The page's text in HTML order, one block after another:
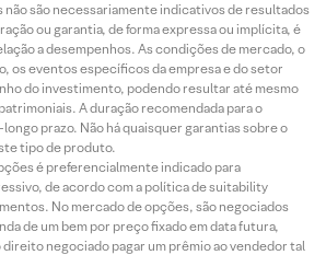
são necessariamente indicativos de resultados
ou garantia, de forma expressa ou implícita, é
a desempenhos. As condições de mercado, o
os eventos específicos da empresa e do setor
do investimento, podendo resultar até mesmo
A duração recomendada para o
prazo. Não há quaisquer garantias sobre o
tipo de produto.
é preferencialmente indicado para
de acordo com a política de suitability
No mercado de opções, são negociados
de um bem por preço fixado em data futura,
negociado pagar um prêmio ao vendedor tal